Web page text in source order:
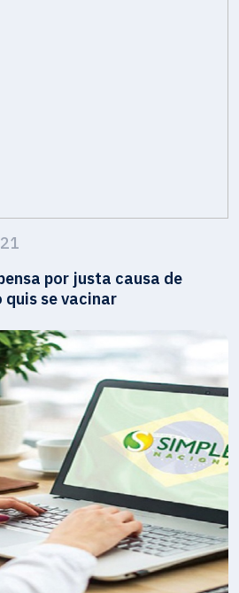
por justa causa de
se vacinar